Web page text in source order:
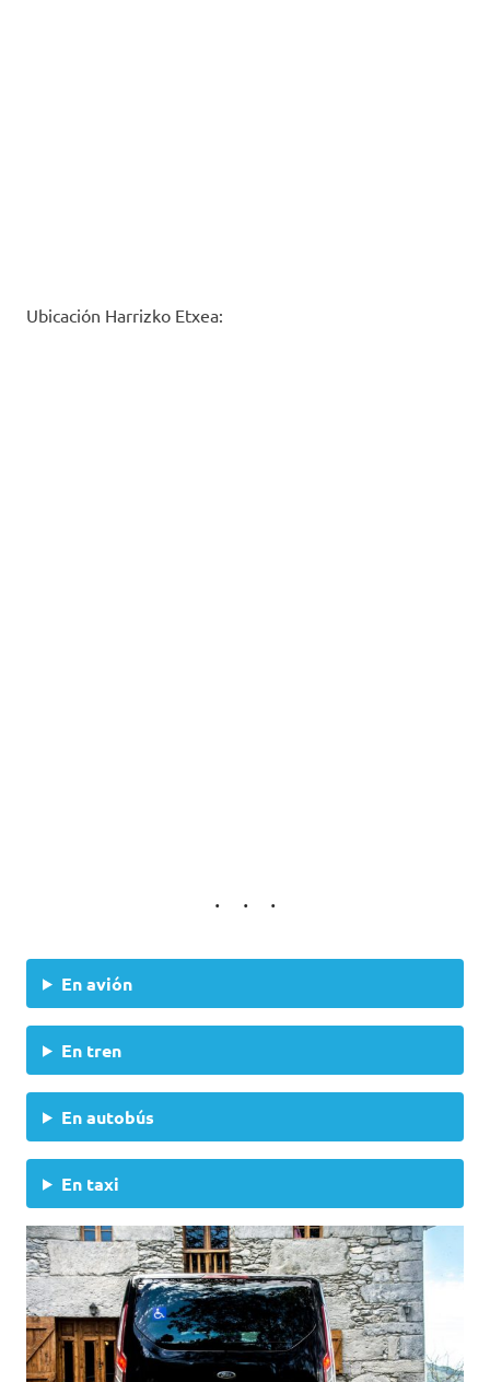
Ubicación Harrizko Etxea:
En avión
En tren
En autobús
En taxi